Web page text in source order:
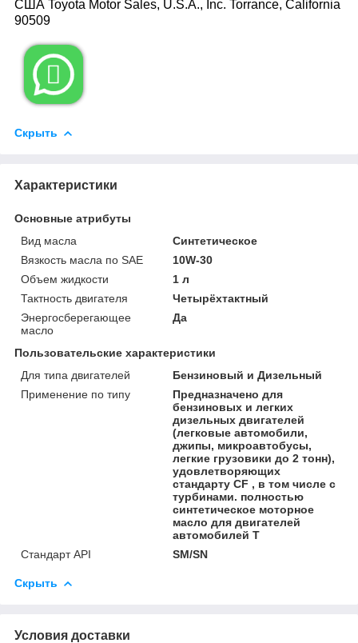
США Toyota Motor Sales, U.S.A., Inc. Torrance, California
90509

Скрыть
Характеристики
Основные атрибуты
Вид масла
Синтетическое
Вязкость масла по SAE
10W-30
Объем жидкости
1 л
Тактность двигателя
Четырёхтактный
Энергосберегающее
масло
Да
Пользовательские характеристики
Для типа двигателей
Бензиновый и Дизельный
Применение по типу
Предназначено для
бензиновых и легких
дизельных двигателей
(легковые автомобили,
джипы, микроавтобусы,
легкие грузовики до 2 тонн),
удовлетворяющих
стандарту CF , в том числе с
турбинами. полностью
синтетическое моторное
масло для двигателей
автомобилей T
Стандарт API
SM/SN
Скрыть
Условия доставки